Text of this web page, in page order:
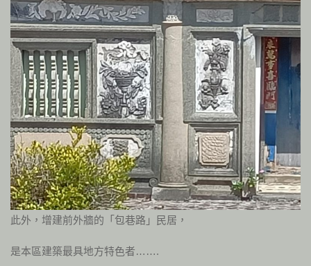
此外，增建前外牆的「包巷路」民居，
是本區建築最具地方特色者…….